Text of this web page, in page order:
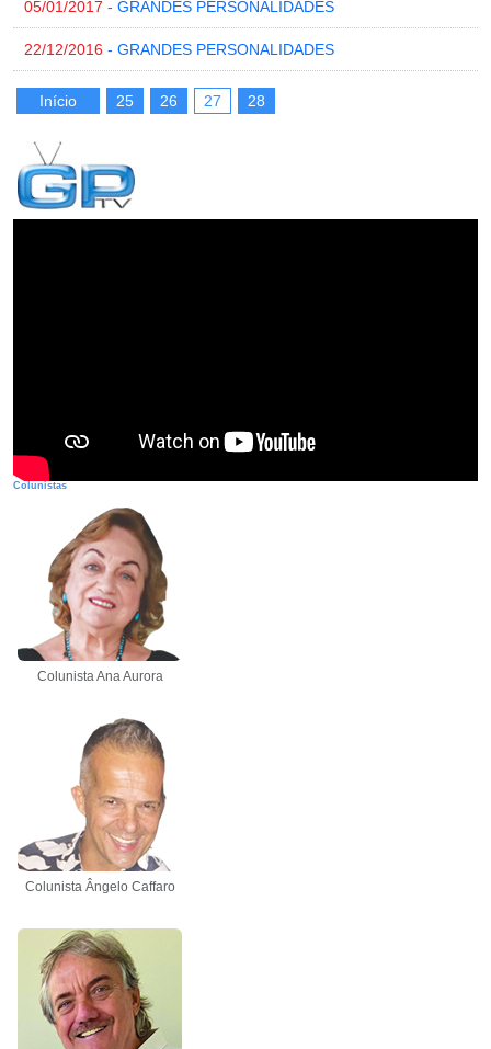
05/01/2017 - GRANDES PERSONALIDADES
22/12/2016 - GRANDES PERSONALIDADES
Início 25 26 27 28
Colunistas
Colunista Ana Aurora
Colunista Ângelo Caffaro